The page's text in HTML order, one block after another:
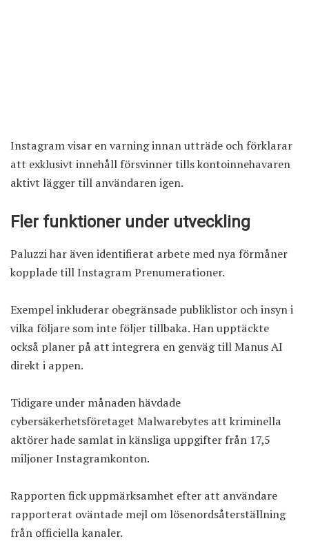
Instagram visar en varning innan utträde och förklarar
att exklusivt innehåll försvinner tills kontoinnehavaren
aktivt lägger till användaren igen.
Fler funktioner under utveckling
Paluzzi har även identifierat arbete med nya förmåner
kopplade till Instagram Prenumerationer.
Exempel inkluderar obegränsade publiklistor och insyn i
vilka följare som inte följer tillbaka. Han upptäckte
också planer på att integrera en genväg till Manus AI
direkt i appen.
Tidigare under månaden hävdade
cybersäkerhetsföretaget Malwarebytes att kriminella
aktörer hade samlat in känsliga uppgifter från 17,5
miljoner Instagramkonton.
Rapporten fick uppmärksamhet efter att användare
rapporterat oväntade mejl om lösenordsåterställning
från officiella kanaler.